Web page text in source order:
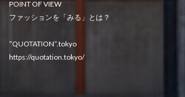
POINT OF VIEW
ファッションを「みる」とは？
“QUOTATION”.tokyo
https://quotation.tokyo/